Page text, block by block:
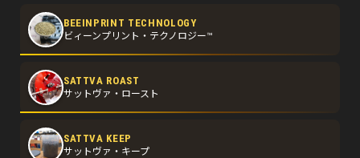
BEEINPRINT TECHNOLOGY
ビィーンプリント・テクノロジー™
SATTVA ROAST
サットヴァ・ロースト
SATTVA KEEP
サットヴァ・キープ